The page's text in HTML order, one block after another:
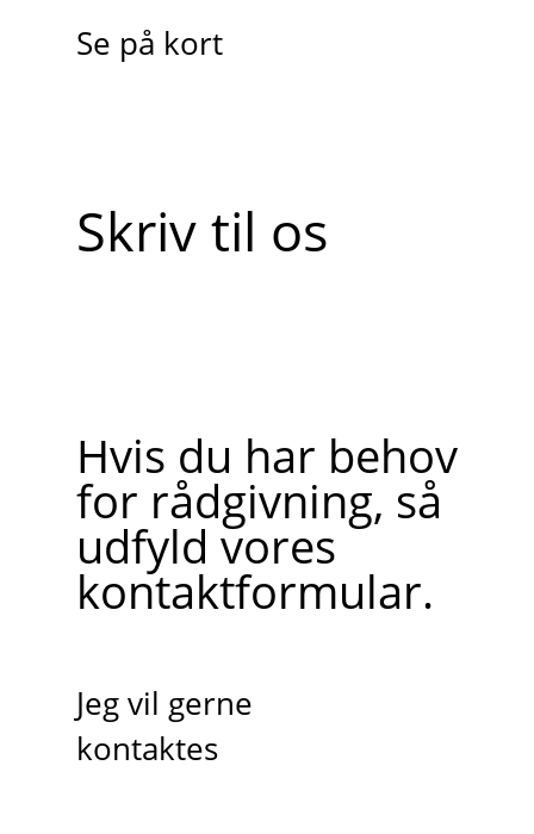
Se på kort
Skriv til os
Hvis du har behov
for rådgivning, så
udfyld vores
kontaktformular.
Jeg vil gerne
kontaktes